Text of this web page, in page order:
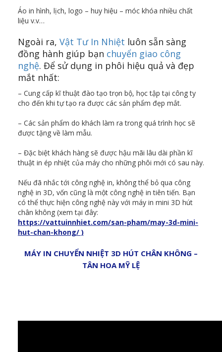
Áo in hình, lịch, logo – huy hiệu – móc khóa nhiều chất
liệu v.v…
Ngoài ra, Vật Tư In Nhiệt luôn sẵn sàng
đồng hành giúp bạn chuyển giao công
nghệ. Để sử dụng in phôi hiệu quả và đẹp
mắt nhất:
– Cung cấp kĩ thuật đào tạo trọn bộ, học tập tại công ty
cho đến khi tự tạo ra được các sản phẩm đẹp mắt.
– Các sản phẩm do khách làm ra trong quá trình học sẽ
được tặng về làm mẫu.
– Đặc biệt khách hàng sẽ được hậu mãi lâu dài phần kĩ
thuật in ép nhiệt của máy cho những phôi mới có sau này.
Nếu đã nhắc tới công nghệ in, không thể bỏ qua công
nghệ in 3D, vốn cũng là một công nghệ in tiên tiến. Bạn
có thể thực hiện công nghệ này với máy in mini 3D hút
chân không (xem tại đây:
https://vattuinnhiet.com/san-pham/may-3d-mini-
hut-chan-khong/ )
MÁY IN CHUYỂN NHIỆT 3D HÚT CHÂN KHÔNG –
TÂN HOA MỸ LỆ